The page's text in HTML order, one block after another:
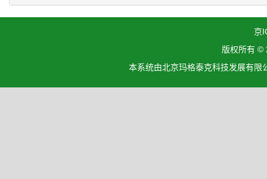
京
版权所有 ©
本系统由北京玛格泰克科技发展有